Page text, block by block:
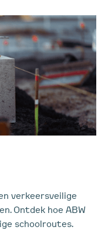
verkeersveilige
Ontdek hoe ABW
schoolroutes.